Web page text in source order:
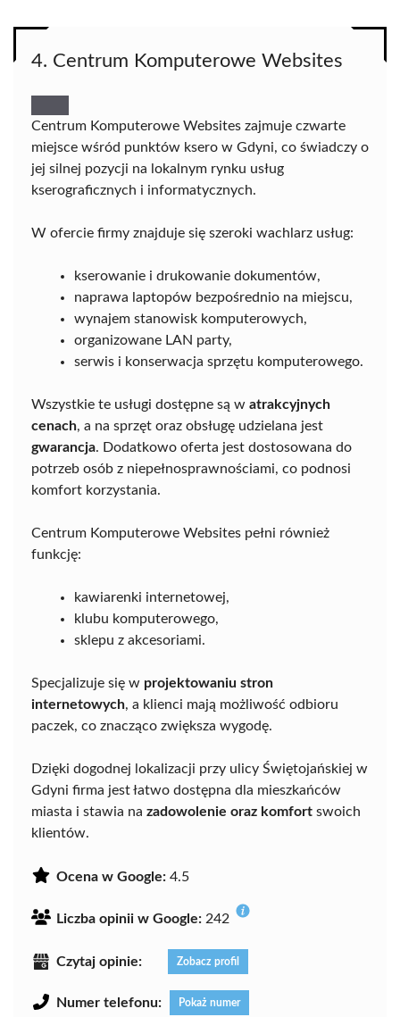
4. Centrum Komputerowe Websites
Centrum Komputerowe Websites zajmuje czwarte
miejsce wśród punktów ksero w Gdyni, co świadczy o
jej silnej pozycji na lokalnym rynku usług
kserograficznych i informatycznych.
W ofercie firmy znajduje się szeroki wachlarz usług:
kserowanie i drukowanie dokumentów,
naprawa laptopów bezpośrednio na miejscu,
wynajem stanowisk komputerowych,
organizowane LAN party,
serwis i konserwacja sprzętu komputerowego.
Wszystkie te usługi dostępne są w atrakcyjnych
cenach, a na sprzęt oraz obsługę udzielana jest
gwarancja. Dodatkowo oferta jest dostosowana do
potrzeb osób z niepełnosprawnościami, co podnosi
komfort korzystania.
Centrum Komputerowe Websites pełni również
funkcję:
kawiarenki internetowej,
klubu komputerowego,
sklepu z akcesoriami.
Specjalizuje się w projektowaniu stron
internetowych, a klienci mają możliwość odbioru
paczek, co znacząco zwiększa wygodę.
Dzięki dogodnej lokalizacji przy ulicy Świętojańskiej w
Gdyni firma jest łatwo dostępna dla mieszkańców
miasta i stawia na zadowolenie oraz komfort swoich
klientów.
Ocena w Google: 4.5
Liczba opinii w Google: 242
Czytaj opinie: Zobacz profil
Numer telefonu: Pokaż numer